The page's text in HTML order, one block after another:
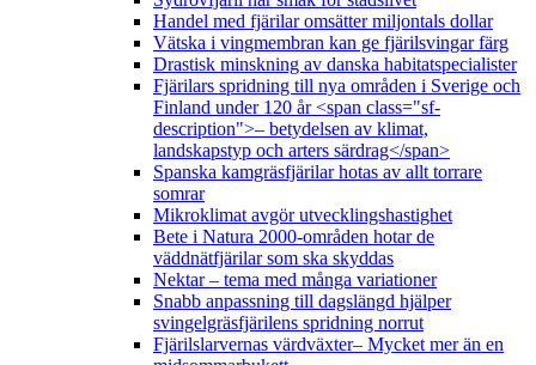
Handel med fjärilar omsätter miljontals dollar
Vätska i vingmembran kan ge fjärilsvingar färg
Drastisk minskning av danska habitatspecialister
Fjärilars spridning till nya områden i Sverige och
Finland under 120 år <span class="sf-
description">– betydelsen av klimat,
landskapstyp och arters särdrag</span>
Spanska kamgräsfjärilar hotas av allt torrare
somrar
Mikroklimat avgör utvecklingshastighet
Bete i Natura 2000-områden hotar de
väddnätfjärilar som ska skyddas
Nektar – tema med många variationer
Snabb anpassning till dagslängd hjälper
svingelgräsfjärilens spridning norrut
Fjärilslarvernas värdväxter– Mycket mer än en